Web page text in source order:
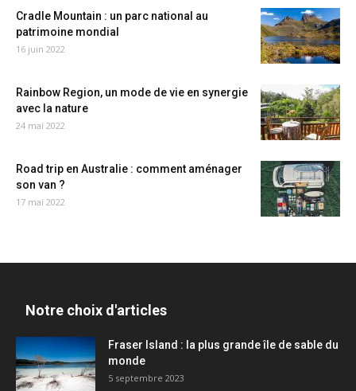
Cradle Mountain : un parc national au
patrimoine mondial
16 juin 2022
Rainbow Region, un mode de vie en synergie
avec la nature
24 mai 2022
Road trip en Australie : comment aménager
son van ?
17 mai 2022
Notre choix d'articles
Fraser Island : la plus grande île de sable du
monde
5 septembre 2023